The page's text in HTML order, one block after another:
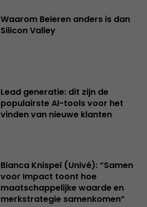
Waarom Beieren anders is dan
Silicon Valley
Lead generatie: dit zijn de
populairste AI-tools voor het
vinden van nieuwe klanten
Bianca Knispel (Univé): “Samen
voor Impact toont hoe
maatschappelijke waarde en
merkstrategie samenkomen”